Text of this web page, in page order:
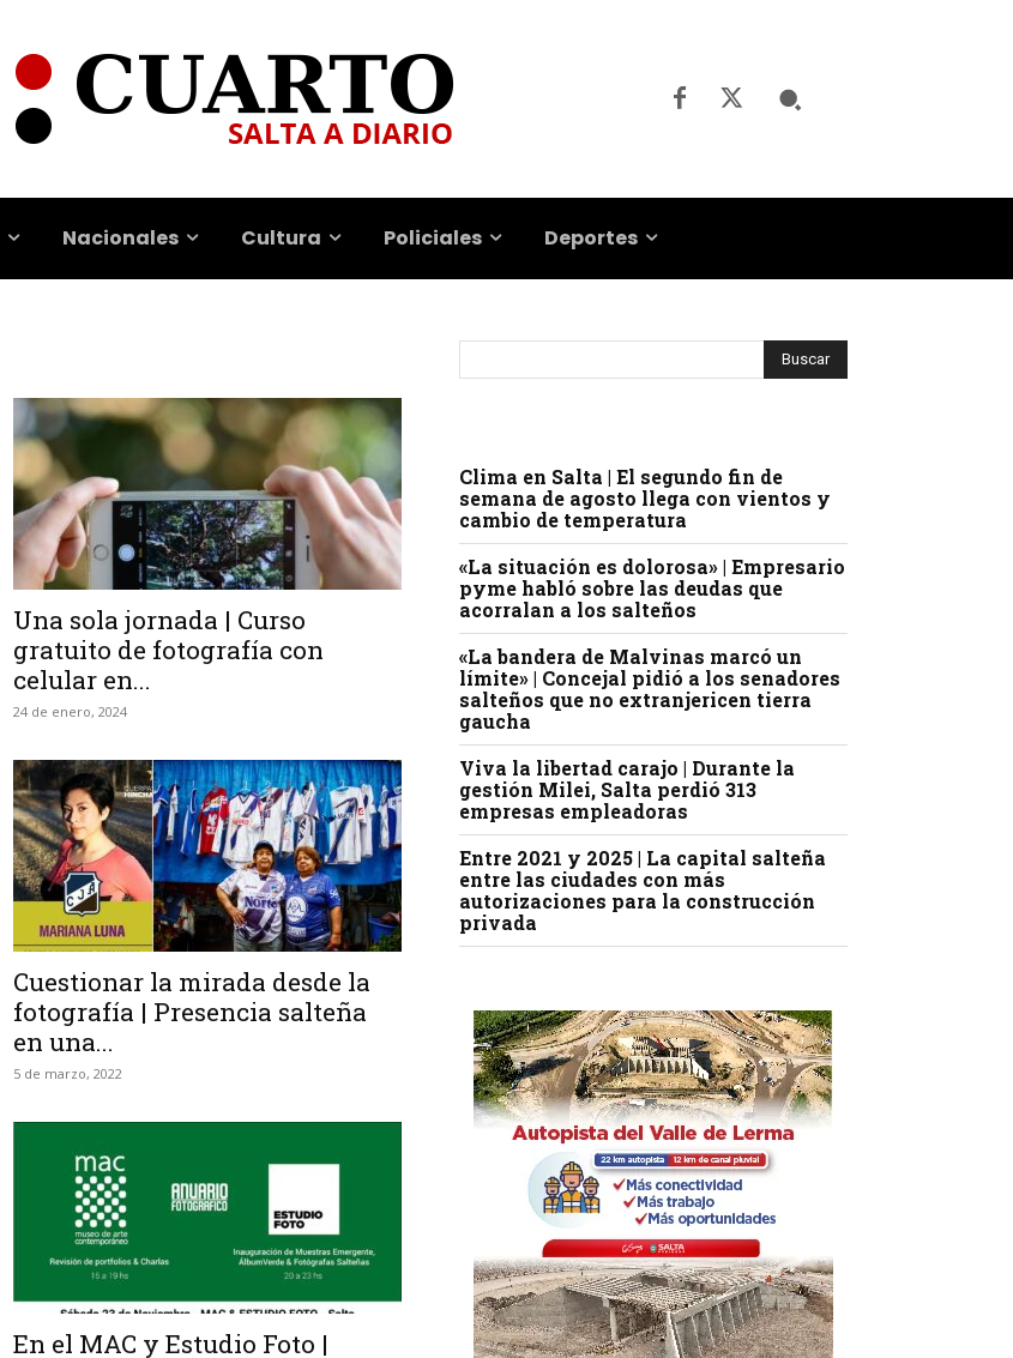
Nacionales Cultura Policiales Deportes
Una sola jornada | Curso
gratuito de fotografía con
celular en...
24 de enero, 2024
Cuestionar la mirada desde la
fotografía | Presencia salteña
en una...
5 de marzo, 2022
En el MAC y Estudio Foto |
Clima en Salta | El segundo fin de
semana de agosto llega con vientos y
cambio de temperatura
«La situación es dolorosa» | Empresario
pyme habló sobre las deudas que
acorralan a los salteños
«La bandera de Malvinas marcó un
límite» | Concejal pidió a los senadores
salteños que no extranjericen tierra
gaucha
Viva la libertad carajo | Durante la
gestión Milei, Salta perdió 313
empresas empleadoras
Entre 2021 y 2025 | La capital salteña
entre las ciudades con más
autorizaciones para la construcción
privada